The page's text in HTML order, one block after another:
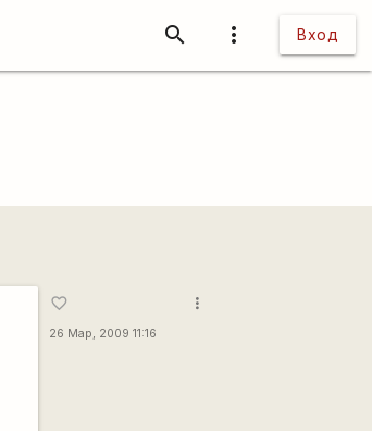
more_vert Вход
search
favorite_border
26 Мар, 2009 11:16
more_vert